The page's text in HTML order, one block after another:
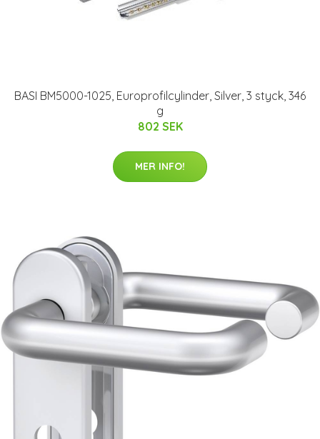
BASI BM5000-1025, Europrofilcylinder, Silver, 3 styck, 346
g
802 SEK
MER INFO!